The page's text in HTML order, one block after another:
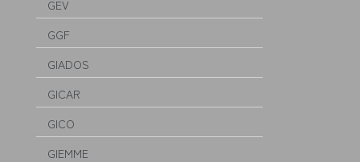
GEV
GGF
GIADOS
GICAR
GICO
GIEMME